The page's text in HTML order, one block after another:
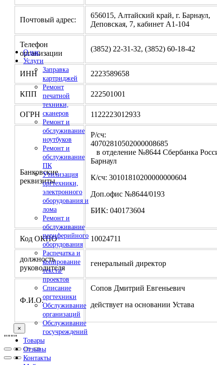
О нас
Услуги
Заправка
картриджей
Ремонт
печатной
техники,
сканеров
Ремонт и
обслуживание
ноутбуков
Ремонт и
обслуживание
ПК
Утилизация
оргтехники,
электронного
оборудования и
лома
Ремонт и
обслуживание
периферийного
оборудования
Распечатка и
копирование
текста/
проектов
Списание
оргтехники
Обслуживание
организаций
Обслуживание
госучреждений
Товары
Отзывы
Контакты
Почтовый адрес:
656015, Алтайский край, г. Барнаул,
Деповская, 7, кабинет А1-104
Телефон
организации
(3852) 22-31-32, (3852) 60-18-42
ИНН 2223589658
КПП 222501001
ОГРН 1122223012933
Банковские
реквизиты
Р/сч:
в отделение №8644 Сбербанка
Барнаул
К/сч: 30101810200000000604
Доп.офис №8644/0193
БИК: 040173604
Код ОКПО 10024711
должность
руководителя
генеральный директор
Ф.И.О.
Сопов Дмитрий Евгеньевич
действует на основании Устава
×
""""